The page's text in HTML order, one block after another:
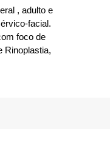
, adulto e
facial.
foco de
Rinoplastia,